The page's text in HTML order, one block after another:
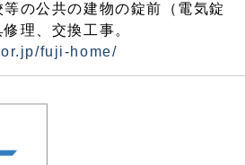
の公共の建物の錠前（電気錠
理、交換工事。
fuji-home/